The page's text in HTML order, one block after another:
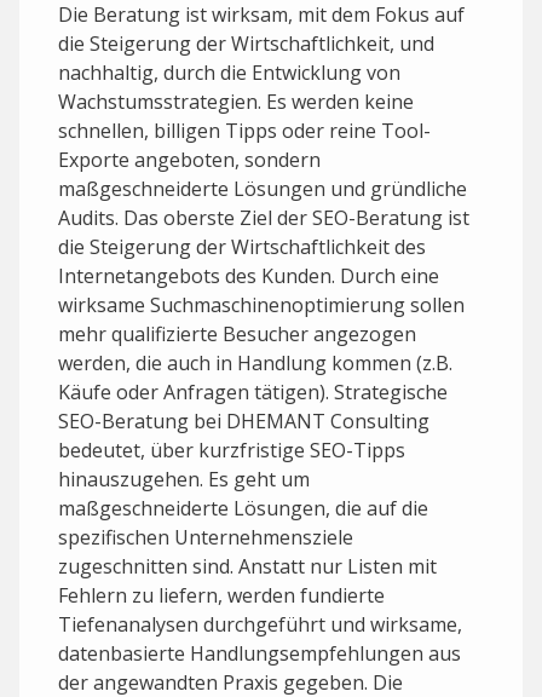
Die Beratung ist wirksam, mit dem Fokus auf
die Steigerung der Wirtschaftlichkeit, und
nachhaltig, durch die Entwicklung von
Wachstumsstrategien. Es werden keine
schnellen, billigen Tipps oder reine Tool-
Exporte angeboten, sondern
maßgeschneiderte Lösungen und gründliche
Audits. Das oberste Ziel der SEO-Beratung ist
die Steigerung der Wirtschaftlichkeit des
Internetangebots des Kunden. Durch eine
wirksame Suchmaschinenoptimierung sollen
mehr qualifizierte Besucher angezogen
werden, die auch in Handlung kommen (z.B.
Käufe oder Anfragen tätigen). Strategische
SEO-Beratung bei DHEMANT Consulting
bedeutet, über kurzfristige SEO-Tipps
hinauszugehen. Es geht um
maßgeschneiderte Lösungen, die auf die
spezifischen Unternehmensziele
zugeschnitten sind. Anstatt nur Listen mit
Fehlern zu liefern, werden fundierte
Tiefenanalysen durchgeführt und wirksame,
datenbasierte Handlungsempfehlungen aus
der angewandten Praxis gegeben. Die